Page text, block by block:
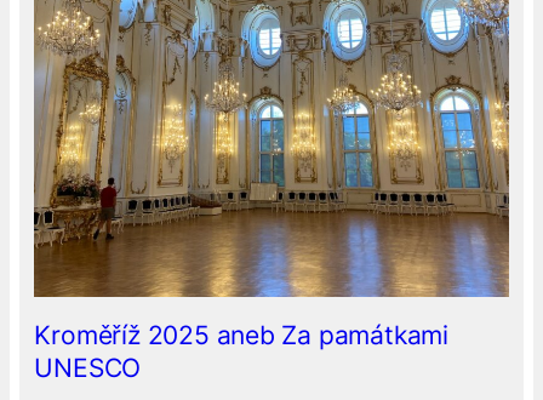
Kroměříž 2025 aneb Za památkami
UNESCO